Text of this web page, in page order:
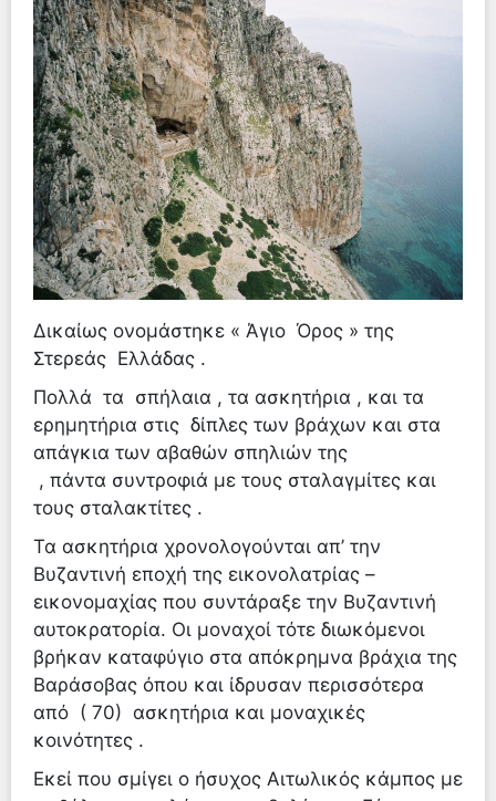
Δικαίως ονομάστηκε « Άγιο Όρος » της
Στερεάς Ελλάδας .
Πολλά τα σπήλαια , τα ασκητήρια , και τα
ερημητήρια στις δίπλες των βράχων και στα
απάγκια των αβαθών σπηλιών της
, πάντα συντροφιά με τους σταλαγμίτες και
τους σταλακτίτες .
Τα ασκητήρια χρονολογούνται απ’ την
Βυζαντινή εποχή της εικονολατρίας –
εικονομαχίας που συντάραξε την Βυζαντινή
αυτοκρατορία. Οι μοναχοί τότε διωκόμενοι
βρήκαν καταφύγιο στα απόκρημνα βράχια της
Βαράσοβας όπου και ίδρυσαν περισσότερα
από ( 70) ασκητήρια και μοναχικές
κοινότητες .
Εκεί που σμίγει ο ήσυχος Αιτωλικός κάμπος με